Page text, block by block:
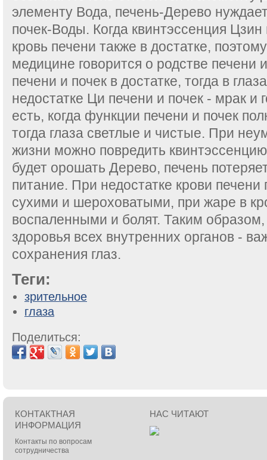
элементу Вода, печень-Дерево
почек-Воды. Когда квинтэссенция Цзин
кровь печени также в достатке,
медицине говорится о родстве печени
печени и почек в достатке, тогда в
недостатке Ци печени и почек - мрак и
есть, когда функции печени и почек
тогда глаза светлые и чистые. При
жизни можно повредить
будет орошать Дерево, печень
питание. При недостатке крови печени
сухими и шероховатыми, при жаре в
воспаленными и болят. Таким
здоровья всех внутренних органов -
сохранения глаз.
Теги:
зрительное
глаза
Поделиться:
КОНТАКТНАЯ
ИНФОРМАЦИЯ
Контакты по вопросам
сотрудничества
НАС ЧИТАЮТ